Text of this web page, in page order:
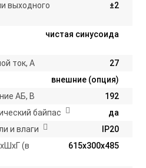
выходного
±2
чистая синусоида
ток, А
27
внешние (опция)
АБ, В
192
байпас
да
и влаги
IP20
(в
615х300х485